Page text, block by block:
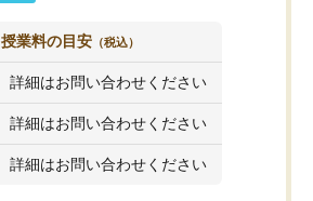
授業料の目安 （税込）
詳細はお問い合わせください
詳細はお問い合わせください
詳細はお問い合わせください